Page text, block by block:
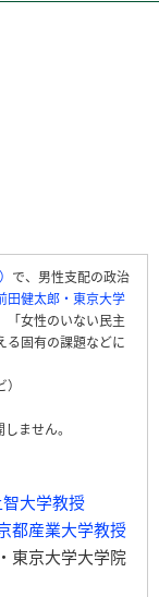
で、男性支配の政治
田健太郎・東京大学
「女性のいない民主
る固有の課題などに
ません。
大学教授
都産業大学教授
東京大学大学院